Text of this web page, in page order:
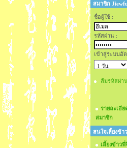
สมาชิก
ชื่อผู้ใช้ :
รหัสผ่าน :
เข้าสู่ระบบอั
ลืมรหัสผ่า
รายละเอี
สมาชิก
สนใจเลี้ยงข้า
เลี้ยงข้าว